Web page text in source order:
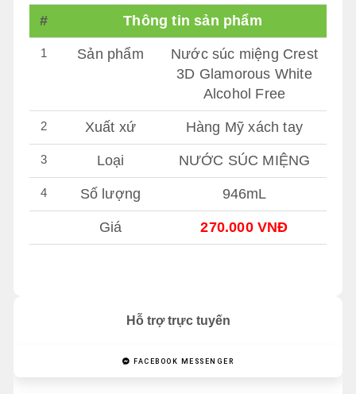
Hỗ trợ trực tuyến
FACEBOOK MESSENGER
# Thông tin sản phẩm
1 Sản phẩm
Nước súc miệng Crest
3D Glamorous White
Alcohol Free
2 Xuất xứ Hàng Mỹ xách tay
3 Loại NƯỚC SÚC MIỆNG
4 Số lượng 946mL
Giá 270.000 VNĐ